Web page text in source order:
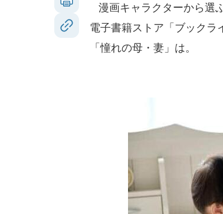
漫画キャラクターから選
電子書籍ストア「ブックラ
「憧れの母・妻」は。